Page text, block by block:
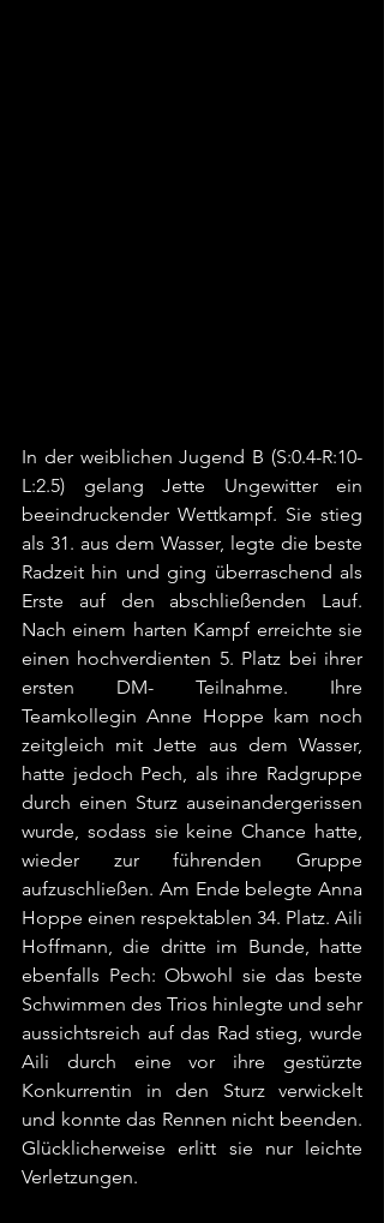
In der weiblichen Jugend B (S:0.4-R:10-
L:2.5) gelang Jette Ungewitter ein
beeindruckender Wettkampf. Sie stieg
als 31. aus dem Wasser, legte die beste
Radzeit hin und ging überraschend als
Erste auf den abschließenden Lauf.
Nach einem harten Kampf erreichte sie
einen hochverdienten 5. Platz bei ihrer
ersten DM- Teilnahme. Ihre
Teamkollegin Anne Hoppe kam noch
zeitgleich mit Jette aus dem Wasser,
hatte jedoch Pech, als ihre Radgruppe
durch einen Sturz auseinandergerissen
wurde, sodass sie keine Chance hatte,
wieder zur führenden Gruppe
aufzuschließen. Am Ende belegte Anna
Hoppe einen respektablen 34. Platz. Aili
Hoffmann, die dritte im Bunde, hatte
ebenfalls Pech: Obwohl sie das beste
Schwimmen des Trios hinlegte und sehr
aussichtsreich auf das Rad stieg, wurde
Aili durch eine vor ihre gestürzte
Konkurrentin in den Sturz verwickelt
und konnte das Rennen nicht beenden.
Glücklicherweise erlitt sie nur leichte
Verletzungen.